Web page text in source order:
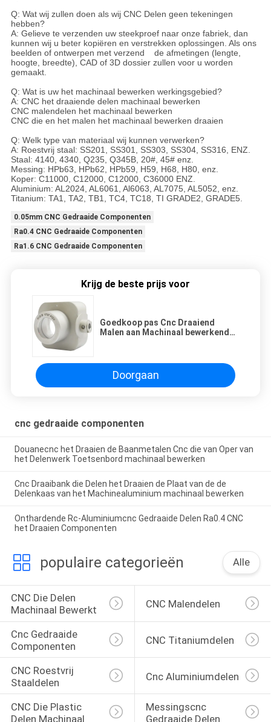
Q: Wat wij zullen doen als wij CNC Delen geen tekeningen
hebben?
A: Gelieve te verzenden uw steekproef naar onze fabriek, dan
kunnen wij u beter kopiëren en verstrekken oplossingen. Als ons
beelden of ontwerpen met verzend de afmetingen (lengte,
hoogte, breedte), CAD of 3D dossier zullen voor u worden
gemaakt.
Q: Wat is uw het machinaal bewerken werkingsgebied?
A: CNC het draaiende delen machinaal bewerken
CNC malendelen het machinaal bewerken
CNC die en het malen het machinaal bewerken draaien
Q: Welk type van materiaal wij kunnen verwerken?
A: Roestvrij staal: SS201, SS301, SS303, SS304, SS316, ENZ.
Staal: 4140, 4340, Q235, Q345B, 20#, 45# enz.
Messing: HPb63, HPb62, HPb59, H59, H68, H80, enz.
Koper: C11000, C12000, C12000, C36000 ENZ.
Aluminium: AL2024, AL6061, Al6063, AL7075, AL5052, enz.
Titanium: TA1, TA2, TB1, TC4, TC18, TI GRADE2, GRADE5.
0.05mm CNC Gedraaide Componenten
Ra0.4 CNC Gedraaide Componenten
Ra1.6 CNC Gedraaide Componenten
Krijg de beste prijs voor
Goedkoop pas Cnc Draaiend
Malen aan Machinaal bewerkend
Doorgaan
cnc gedraaide componenten
Douanecnc het Draaien de Baanmetalen Cnc die van Oper van
het Delenwerk Toetsenbord machinaal bewerken
Cnc Draaibank die Delen het Draaien de Plaat van de de
Delenkaas van het Machinealuminium machinaal bewerken
Onthardende Rc-Aluminiumcnc Gedraaide Delen Ra0.4 CNC
het Draaien Componenten
populaire categorieën Alle
CNC Die Delen
Machinaal Bewerkt
CNC Malendelen
Cnc Gedraaide
Componenten
CNC Titaniumdelen
CNC Roestvrij
Staaldelen
Cnc Aluminiumdelen
CNC Die Plastic
Delen Machinaal
Messingscnc
Gedraaide Delen